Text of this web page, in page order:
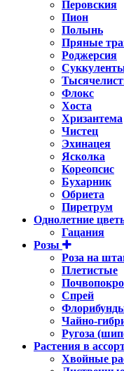
Перовския
Пион
Полынь
Пряные
Роджерсия
Флокс
Хоста
Хризантема
Чистец
Эхинацея
Ясколка
Кореопсис
Бухарник
Обриета
Пиретрум
Однолетние
Гацания
Розы
Роза на
Плетистые
Спрей
Чайно-
Ругоза
Растения в
Хвойные